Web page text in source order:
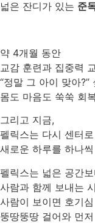
넓은 잔디가 있는 준
약 4개월 동안
교감 훈련과 집중력
“정말 그 아이 맞아?”
몸도 마음도 쑥쑥 회
그리고 지금,
펠릭스는 다시 센터
새로운 하루를 하나
펠릭스는 넓은 공간
사람과 함께 보내는
사람이 보이면 호기
뚱땅뚱땅 걸어와 먼